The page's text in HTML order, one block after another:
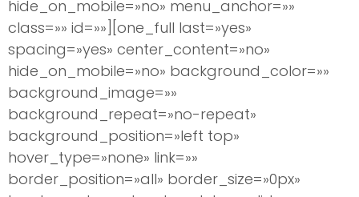
hide_on_mobile=»no» menu_anchor=»»
class=»» id=»»][one_full last=»yes»
spacing=»yes» center_content=»no»
hide_on_mobile=»no» background_color=»»
background_image=»»
background_repeat=»no-repeat»
background_position=»left top»
hover_type=»none» link=»»
border_position=»all» border_size=»0px»